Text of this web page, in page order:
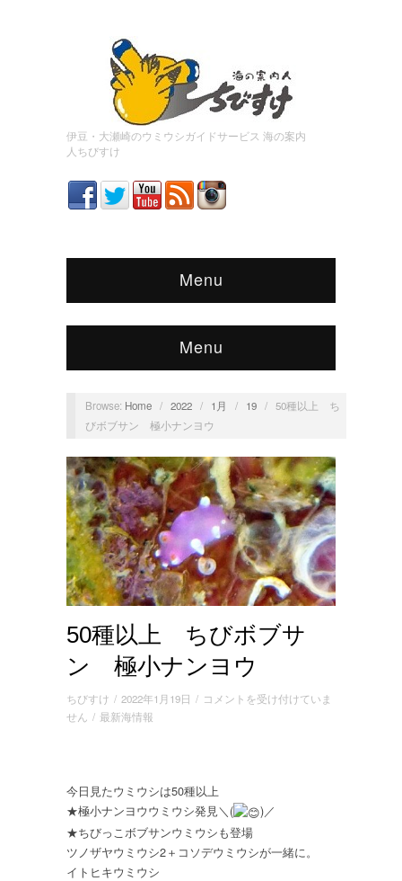
伊豆・大瀬崎のウミウシガイドサービス 海の案内
人ちびすけ
Menu
Menu
Browse: Home / 2022 / 1月 / 19 / 50種以上 ち
びボブサン 極小ナンヨウ
50種以上 ちびボブサ
ン 極小ナンヨウ
ちびすけ / 2022年1月19日 / 50
び
ボ
サ
ン
コメントを受け付けていま
せん / 最新海情報
今日見たウミウシは50種以上
★極小ナンヨウウミウシ発見＼(
)／
★ちびっこボブサンウミウシも登場
ツノザヤウミウシ2＋コソデウミウシが一緒に。
イトヒキウミウシ